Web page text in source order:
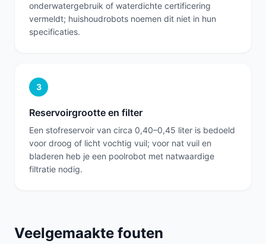
onderwatergebruik of waterdichte certificering
vermeldt; huishoudrobots noemen dit niet in hun
specificaties.
3
Reservoirgrootte en filter
Een stofreservoir van circa 0,40–0,45 liter is bedoeld
voor droog of licht vochtig vuil; voor nat vuil en
bladeren heb je een poolrobot met natwaardige
filtratie nodig.
Veelgemaakte fouten